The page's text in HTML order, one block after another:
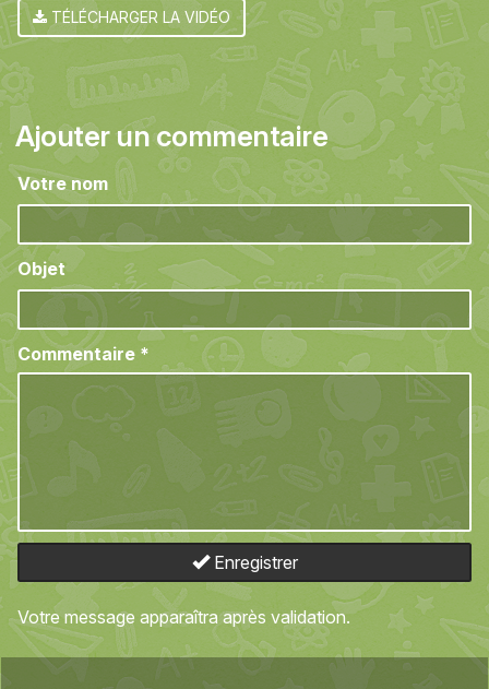
TÉLÉCHARGER LA VIDÉO
Ajouter un commentaire
Votre nom
Objet
Commentaire *
Enregistrer
Votre message apparaîtra après validation.